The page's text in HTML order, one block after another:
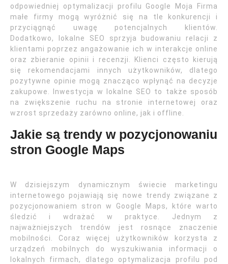
odpowiedniej optymalizacji profilu Google Moja Firma
małe firmy mogą wyróżnić się na tle konkurencji i
przyciągnąć uwagę potencjalnych klientów.
Dodatkowo, lokalne SEO sprzyja budowaniu relacji z
klientami poprzez angażowanie ich w interakcje online
oraz zbieranie opinii i recenzji. Klienci często kierują
się rekomendacjami innych użytkowników, dlatego
pozytywne opinie mogą znacząco wpłynąć na decyzje
zakupowe. Inwestycja w lokalne SEO to także sposób
na zwiększenie ruchu na stronie internetowej oraz
wzrost sprzedaży zarówno online, jak i offline.
Jakie są trendy w pozycjonowaniu
stron Google Maps
W dzisiejszym dynamicznym świecie marketingu
internetowego pojawiają się nowe trendy związane z
pozycjonowaniem stron w Google Maps, które warto
śledzić i wdrażać w praktyce. Jednym z
najważniejszych trendów jest rosnące znaczenie
mobilności. Coraz więcej użytkowników korzysta z
urządzeń mobilnych do wyszukiwania informacji o
lokalnych firmach, dlatego optymalizacja profilu pod